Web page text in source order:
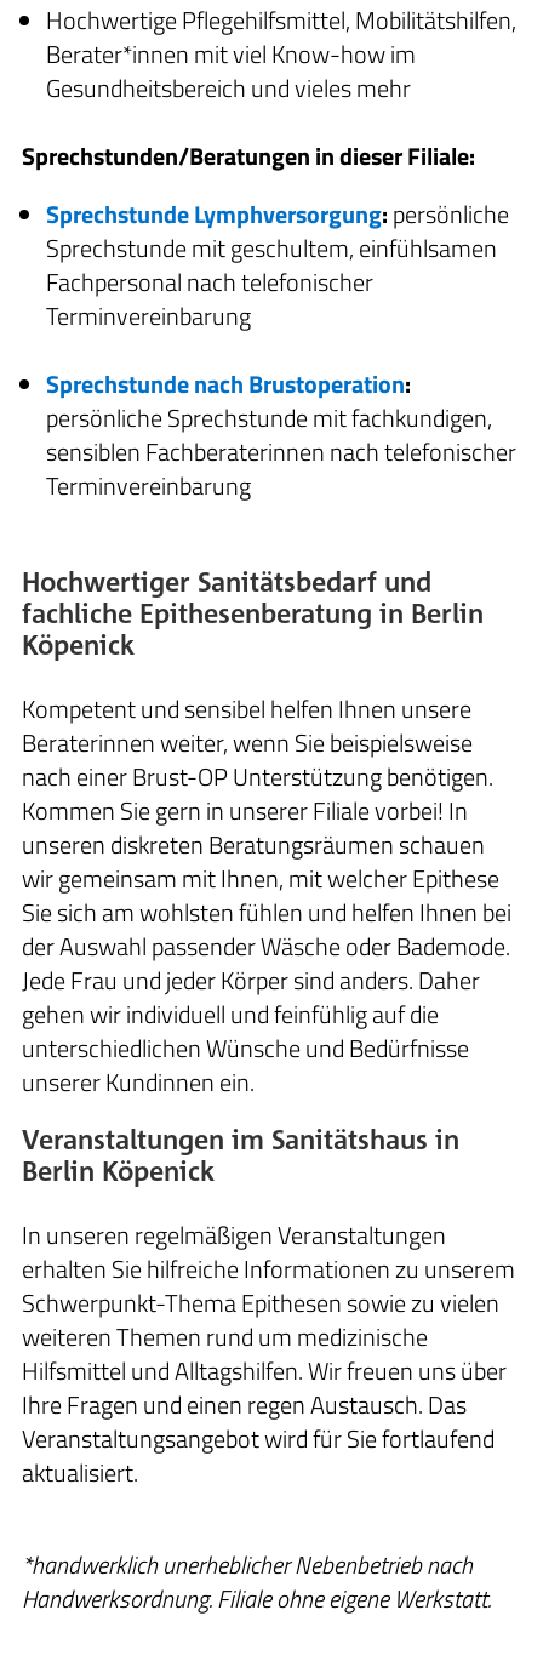
Hochwertige Pflegehilfsmittel, Mobilitätshilfen,
Berater*innen mit viel Know-how im
Gesundheitsbereich und vieles mehr
Sprechstunden/Beratungen in dieser Filiale:
Sprechstunde Lymphversorgung:persönliche
Sprechstunde mit geschultem, einfühlsamen
Fachpersonal nach telefonischer
Terminvereinbarung
Sprechstunde nach Brustoperation:
persönliche Sprechstunde mit fachkundigen,
sensiblen Fachberaterinnen nach telefonischer
Terminvereinbarung
Hochwertiger Sanitätsbedarf und
fachliche Epithesenberatung in Berlin
Köpenick
Kompetent und sensibel helfen Ihnen unsere
Beraterinnen weiter, wenn Sie beispielsweise
nach einer Brust-OP Unterstützung benötigen.
Kommen Sie gern in unserer Filiale vorbei! In
unseren diskreten Beratungsräumen schauen
wir gemeinsam mit Ihnen, mit welcher Epithese
Sie sich am wohlsten fühlen und helfen Ihnen bei
der Auswahl passender Wäsche oder Bademode.
Jede Frau und jeder Körper sind anders. Daher
gehen wir individuell und feinfühlig auf die
unterschiedlichen Wünsche und Bedürfnisse
unserer Kundinnen ein.
Veranstaltungen im Sanitätshaus in
Berlin Köpenick
In unseren regelmäßigen Veranstaltungen
erhalten Sie hilfreiche Informationen zu unserem
Schwerpunkt-Thema Epithesen sowie zu vielen
weiteren Themen rund um medizinische
Hilfsmittel und Alltagshilfen. Wir freuen uns über
Ihre Fragen und einen regen Austausch. Das
Veranstaltungsangebot wird für Sie fortlaufend
aktualisiert.
*handwerklich unerheblicher Nebenbetrieb nach
Handwerksordnung. Filiale ohne eigene Werkstatt.